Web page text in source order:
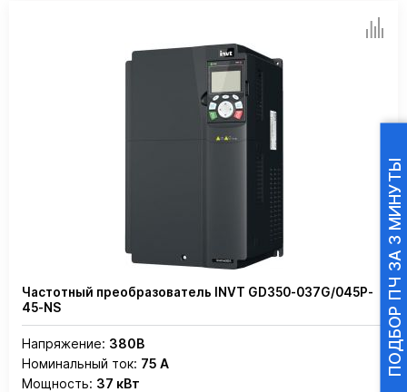
Частотный преобразователь INVT GD350-037G/045P-
45-NS
Напряжение: 380В
Номинальный ток: 75 А
Мощность: 37 кВт
ПОДБОР ПЧ ЗА 3 МИНУТЫ